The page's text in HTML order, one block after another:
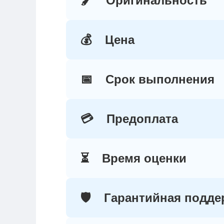
💰 Цена
📅 Срок выполнения
💳 Предоплата
⏳ Время оценки
🛡️ Гарантийная